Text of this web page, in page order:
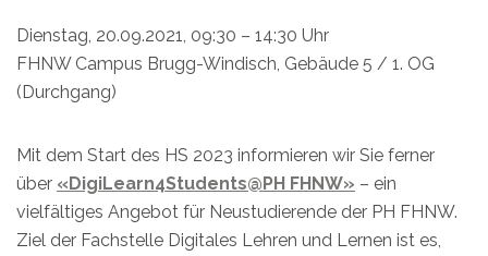
Dienstag, 20.09.2021, 09:30 – 14:30 Uhr
FHNW Campus Brugg-Windisch, Gebäude 5 / 1. OG
(Durchgang)
Mit dem Start des HS 2023 informieren wir Sie ferner
über «DigiLearn4Students@PH FHNW» – ein
vielfältiges Angebot für Neustudierende der PH FHNW.
Ziel der Fachstelle Digitales Lehren und Lernen ist es,